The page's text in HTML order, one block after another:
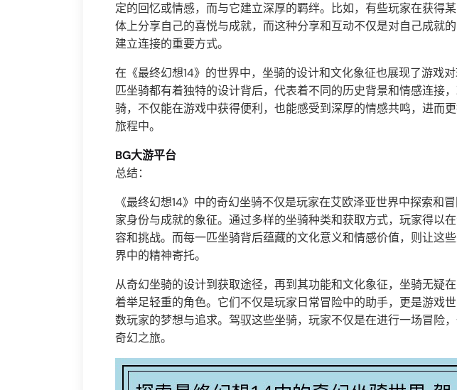
定的回忆或情感，而与它建立深厚的羁绊。比如，有些玩家在获得
体上分享自己的喜悦与成就，而这种分享和互动不仅是对自己成就
建立连接的重要方式。
在《最终幻想14》的世界中，坐骑的设计和文化象征也展现了游戏
匹坐骑都有着独特的设计背后，代表着不同的历史背景和情感连接
骑，不仅能在游戏中获得便利，也能感受到深厚的情感共鸣，进而
旅程中。
BG大游平台
总结：
《最终幻想14》中的奇幻坐骑不仅是玩家在艾欧泽亚世界中探索和
家身份与成就的象征。通过多样的坐骑种类和获取方式，玩家得以
容和挑战。而每一匹坐骑背后蕴藏的文化意义和情感价值，则让这
界中的精神寄托。
从奇幻坐骑的设计到获取途径，再到其功能和文化象征，坐骑无疑
着举足轻重的角色。它们不仅是玩家日常冒险中的助手，更是游戏
数玩家的梦想与追求。驾驭这些坐骑，玩家不仅是在进行一场冒险
奇幻之旅。